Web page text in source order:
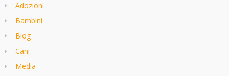
Adozioni
Bambini
Blog
Cani
Media